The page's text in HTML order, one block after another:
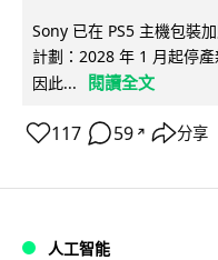
Sony 已在 PS5 主機包裝
計劃：2028 年 1 月起停
因此...
閱讀全文
117 59 ↗ 分享
人工智能